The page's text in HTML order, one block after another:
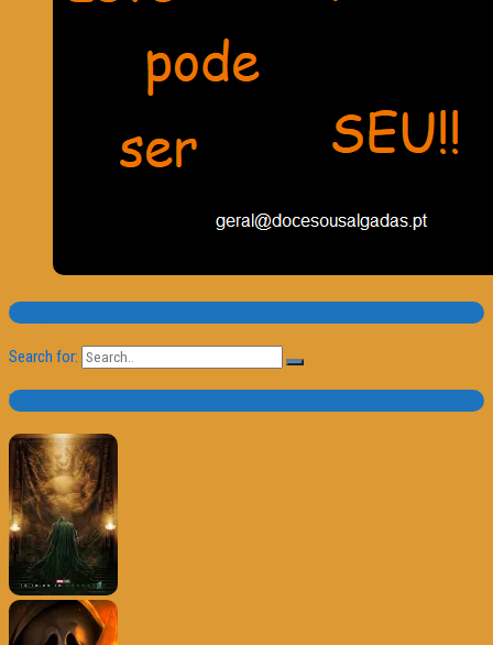
Pesquisa
Search for:
Trailer e Poster do Dia